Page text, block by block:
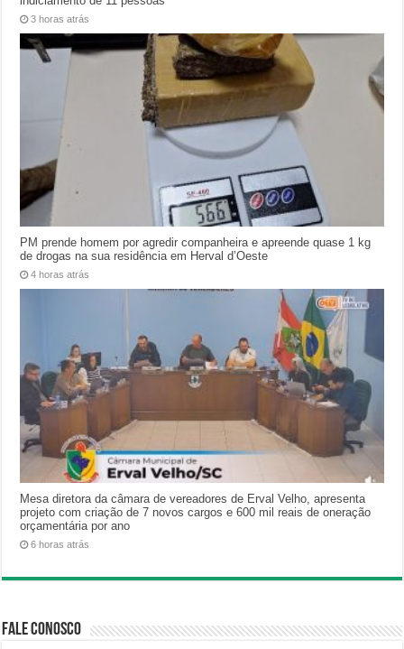
3 horas atrás
PM prende homem por agredir companheira e apreende quase 1 kg
de drogas na sua residência em Herval d’Oeste
4 horas atrás
Mesa diretora da câmara de vereadores de Erval Velho, apresenta
projeto com criação de 7 novos cargos e 600 mil reais de oneração
orçamentária por ano
6 horas atrás
Fale Conosco